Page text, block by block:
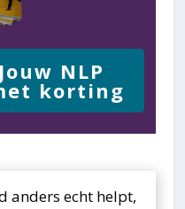
NLP
korting
anders echt helpt,